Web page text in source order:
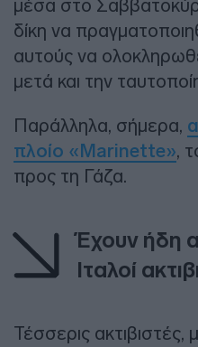
μέσα στο
δίκη να
αυτούς να
μετά και την
Παράλληλα, σήμερα,
πλοίο «Marinette»,
προς τη Γάζα.
Έχουν ήδη
Ιταλοί
Τέσσερις